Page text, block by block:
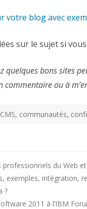
votre blog avec
sur le sujet si
quelques bons sites
commentaire ou à
CMS, communautés,
professionnels du Web
exemples, intégration,
?
2011 à l’IBM